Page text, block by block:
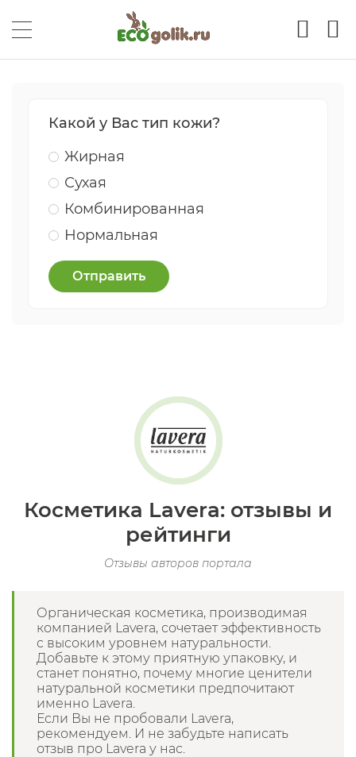
Какой у Вас тип кожи?
Жирная
Сухая
Комбинированная
Нормальная
Отправить
Косметика Lavera: отзывы и
рейтинги
Отзывы авторов портала
Органическая косметика, производимая
компанией Lavera, сочетает эффективность
с высоким уровнем натуральности.
Добавьте к этому приятную упаковку, и
станет понятно, почему многие ценители
натуральной косметики предпочитают
именно Lavera.
Если Вы не пробовали Lavera,
рекомендуем. И не забудьте написать
отзыв про Lavera у нас.